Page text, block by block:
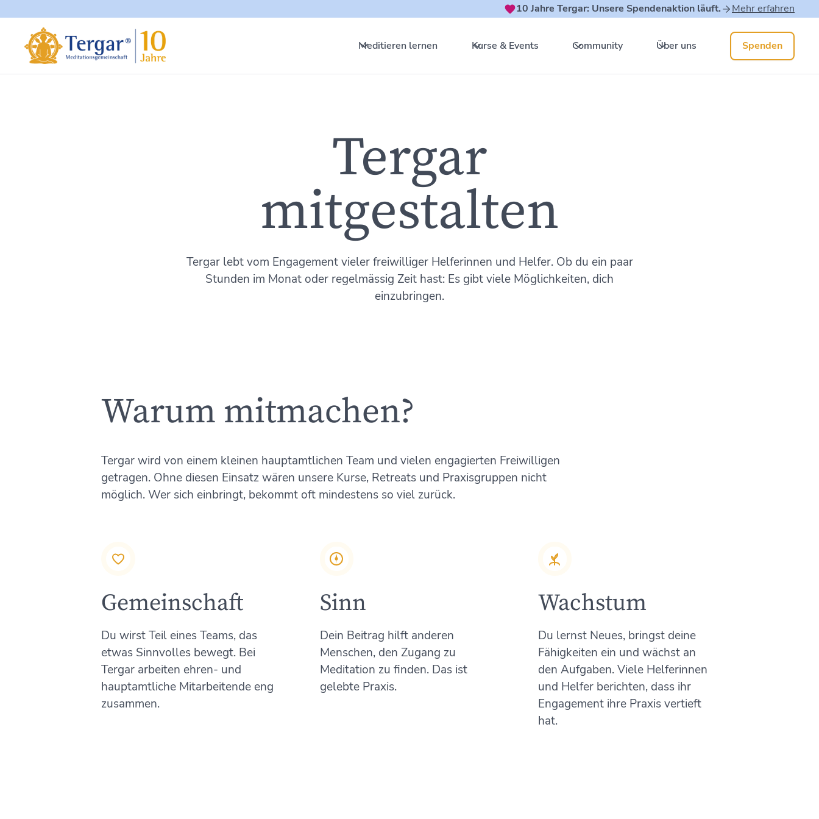
10 Jahre Tergar: Unsere Spendenaktion läuft. Mehr erfahren
Meditieren lernen Kurse & Events Community Über uns Spenden
Tergar
mitgestalten
Tergar lebt vom Engagement vieler freiwilliger Helferinnen und Helfer. Ob du ein paar
Stunden im Monat oder regelmässig Zeit hast: Es gibt viele Möglichkeiten, dich
einzubringen.
Warum mitmachen?
Tergar wird von einem kleinen hauptamtlichen Team und vielen engagierten Freiwilligen
getragen. Ohne diesen Einsatz wären unsere Kurse, Retreats und Praxisgruppen nicht
möglich. Wer sich einbringt, bekommt oft mindestens so viel zurück.
Gemeinschaft
Du wirst Teil eines Teams, das
etwas Sinnvolles bewegt. Bei
Tergar arbeiten ehren- und
hauptamtliche Mitarbeitende eng
zusammen.
Sinn
Dein Beitrag hilft anderen
Menschen, den Zugang zu
Meditation zu finden. Das ist
gelebte Praxis.
Wachstum
Du lernst Neues, bringst deine
Fähigkeiten ein und wächst an
den Aufgaben. Viele Helferinnen
und Helfer berichten, dass ihr
Engagement ihre Praxis vertieft
hat.